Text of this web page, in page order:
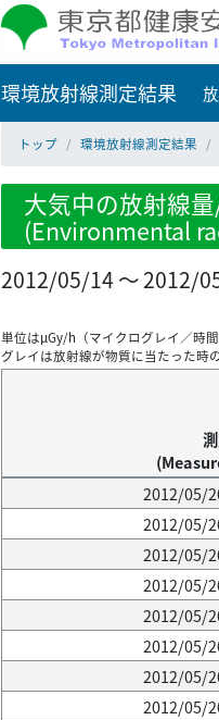
環境放射線測定結果
トップ 環境放射線測定結果
大気中の放射線
(Environmental
2012/05/14 ～ 2012/
単位はμGy/h（マイクログレイ／時間
グレイは放射線が物質に当たった時
2012/05/
2012/05/
2012/05/
2012/05/
2012/05/
2012/05/
2012/05/
2012/05/